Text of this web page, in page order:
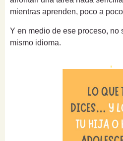
mientras aprenden, poco a
Y en medio de ese proceso, no
mismo idioma.